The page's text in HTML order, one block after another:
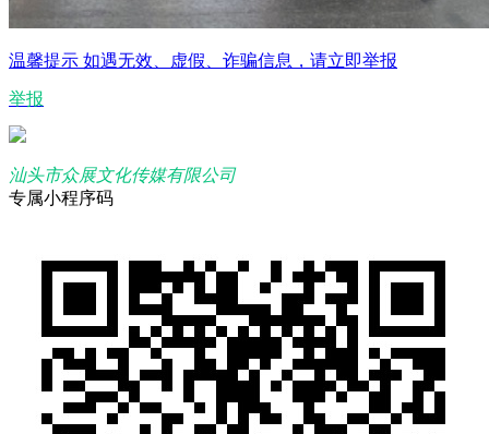
温馨提示 如遇无效、虚假、诈骗信息，请立即举报
举报
汕头市众展文化传媒有限公司
专属小程序码